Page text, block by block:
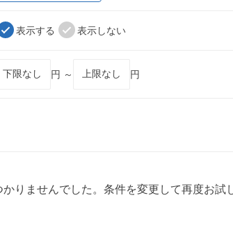
表示する 表示しない
円 ～ 円
りませんでした。条件を変更して再度お試